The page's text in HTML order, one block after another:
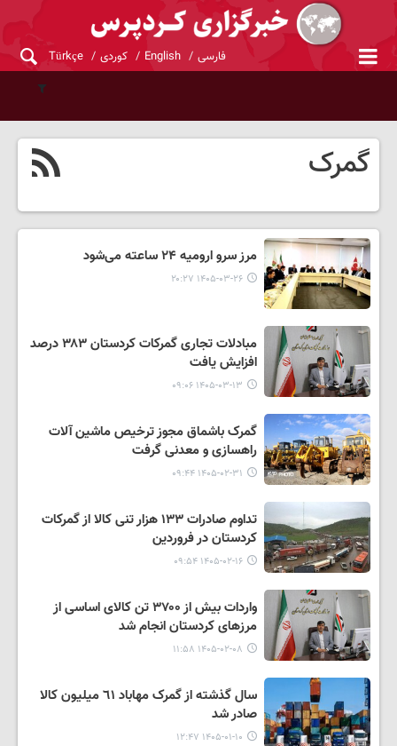
فارسی English کوردی Türkçe
گمرک
مرز سرو ارومیه ۲۴ ساعته می‌شود
۱۴۰۵-۰۳-۲۶ ۲۰:۲۷
مبادلات تجاری گمرکات کردستان ۳۸۳ درصد
افزایش یافت
۱۴۰۵-۰۳-۱۳ ۰۹:۰۶
گمرک باشماق مجوز ترخیص ماشین آلات
راهسازی و معدنی گرفت
۱۴۰۵-۰۲-۳۱ ۰۹:۴۴
تداوم صادرات ۱۳۳ هزار تنی کالا از گمرکات
کردستان در فروردین
۱۴۰۵-۰۲-۱۶ ۰۹:۵۴
واردات بیش از ۳۷۰۰ تن کالای اساسی از
مرزهای کردستان انجام شد
۱۴۰۵-۰۲-۰۸ ۱۱:۵۸
سال گذشته از گمرک مهاباد ٦١ میلیون کالا
صادر شد
۱۴۰۵-۰۱-۱۰ ۱۲:۴۷